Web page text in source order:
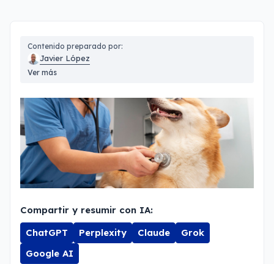
Contenido preparado por:
Javier López
Ver más
Compartir y resumir con IA:
ChatGPT
Perplexity Claude
Grok
Google AI